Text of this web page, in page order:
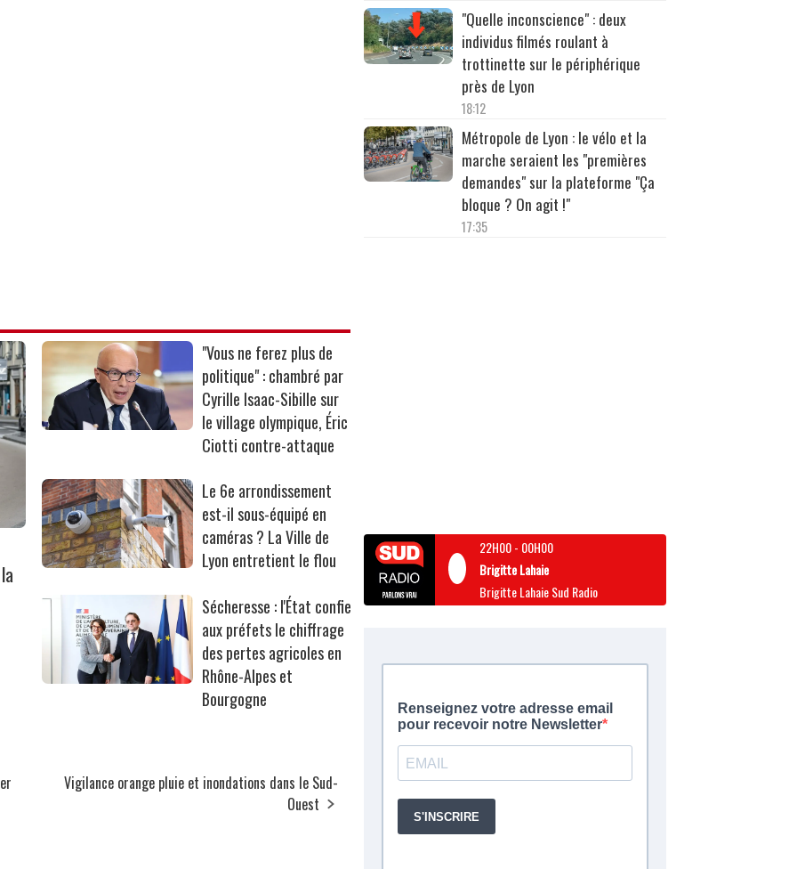
"Vous ne ferez plus de
politique" : chambré par
Cyrille Isaac-Sibille sur
le village olympique, Éric
Ciotti contre-attaque
Le 6e arrondissement
est-il sous-équipé en
caméras ? La Ville de
Lyon entretient le flou
Sécheresse : l'État confie
aux préfets le chiffrage
des pertes agricoles en
Rhône-Alpes et
Bourgogne
Vigilance orange pluie et inondations dans le Sud-
Ouest
"Quelle inconscience" : deux
individus filmés roulant à
trottinette sur le périphérique
près de Lyon
18:12
Métropole de Lyon : le vélo et la
marche seraient les "premières
demandes" sur la plateforme "Ça
bloque ? On agit !"
17:35
22H00- 00H00
Brigitte Lahaie
Brigitte Lahaie Sud Radio